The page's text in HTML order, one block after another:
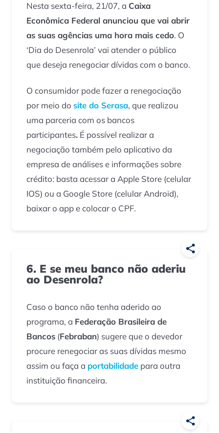
Nesta sexta-feira, 21/07, a Caixa
Econômica Federal anunciou que vai abrir
as suas agências uma hora mais cedo. O
‘Dia do Desenrola’ vai atender o público
que deseja renegociar dívidas com o banco.
O consumidor pode fazer a renegociação
por meio dosite do Serasa, que realizou
uma parceria com os bancos
participantes. É possível realizar a
negociação também pelo aplicativo da
empresa de análises e informações sobre
crédito: basta acessar a Apple Store (celular
IOS) ou a Google Store (celular Android),
baixar o app e colocar o CPF.
6. E se meu banco não aderiu
ao Desenrola?
Caso o banco não tenha aderido ao
programa, a Federação Brasileira de
Bancos (Febraban) sugere que o devedor
procure renegociar as suas dívidas mesmo
assim ou faça a portabilidade para outra
instituição financeira.